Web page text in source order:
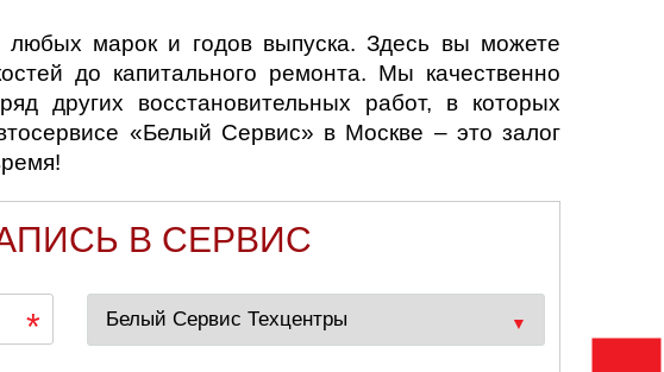
марок и годов выпуска. Здесь вы можете
до капитального ремонта. Мы качественно
других восстановительных работ, в которых
«Белый Сервис» в Москве – это залог
В СЕРВИС